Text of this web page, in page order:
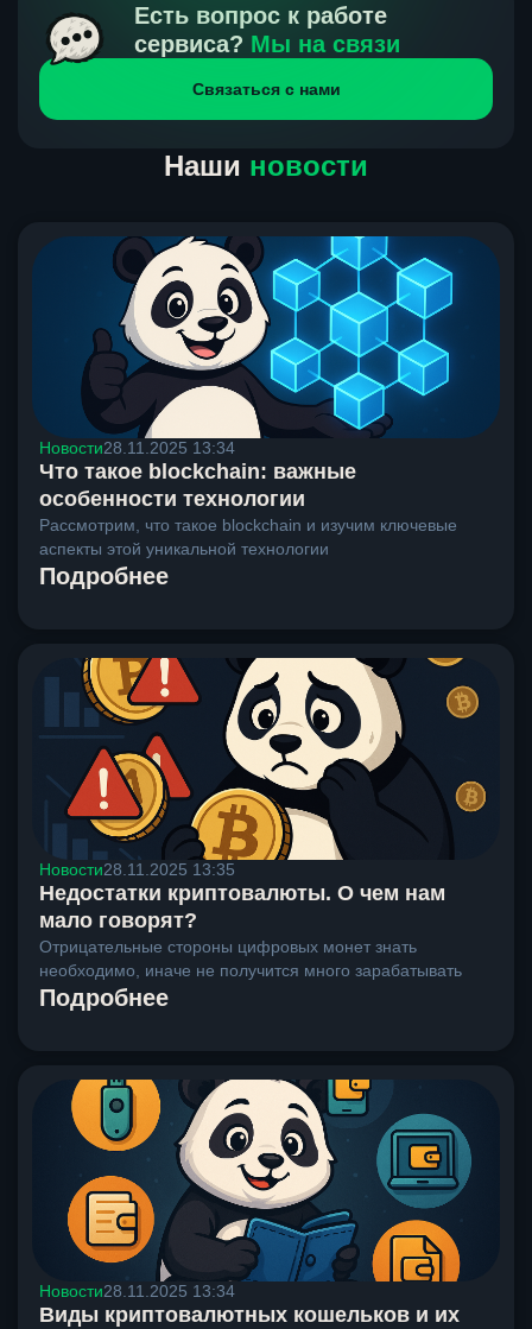
получения нами средств от тебя, а на другой части
направлений курс, указанный на сайте, является
окончательным. Если сомневаешься, напиши в онлайн-
чат на сайте, мы поможем разобраться.
Есть вопрос к работе
сервиса? Мы на связи
Связаться с нами
Наши новости
Новости28.11.2025 13:34
Что такое blockchain: важные
особенности технологии
Рассмотрим, что такое blockchain и изучим ключевые
аспекты этой уникальной технологии
Подробнее
Новости28.11.2025 13:35
Недостатки криптовалюты. О чем нам
мало говорят?
Отрицательные стороны цифровых монет знать
необходимо, иначе не получится много зарабатывать
Подробнее
Новости28.11.2025 13:34
Виды криптовалютных кошельков и их